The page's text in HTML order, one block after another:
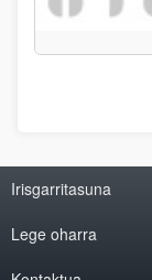
Irisgarritasuna
Lege oharra